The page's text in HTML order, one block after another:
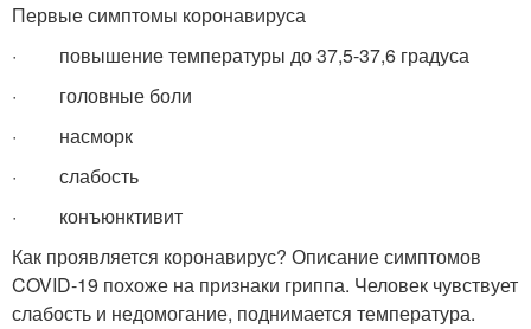
Первые симптомы коронавируса
· повышение температуры до 37,5-37,6 градуса
· головные боли
· насморк
· слабость
· конъюнктивит
Как проявляется коронавирус? Описание симптомов
COVID-19 похоже на признаки гриппа. Человек чувствует
слабость и недомогание, поднимается температура.